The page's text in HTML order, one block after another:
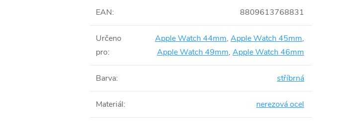
EAN: 8809613768831
Určeno
pro:
Apple Watch 44mm, Apple Watch 45mm,
Apple Watch 49mm, Apple Watch 46mm
Barva: stříbrná
Materiál: nerezová ocel